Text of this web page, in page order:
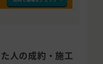
人の成約・施工